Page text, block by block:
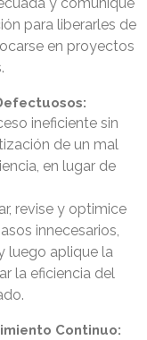
para liberarles de
en proyectos
ineficiente sin
de un mal
en lugar de
revise y optimice
innecesarios,
luego aplique la
la eficiencia del
Continuo: